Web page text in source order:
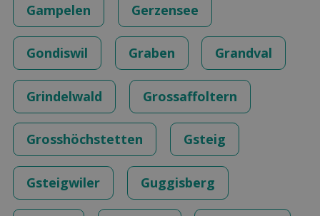
Gampelen Gerzensee
Gondiswil Graben Grandval
Grindelwald Grossaffoltern
Grosshöchstetten Gsteig
Gsteigwiler Guggisberg